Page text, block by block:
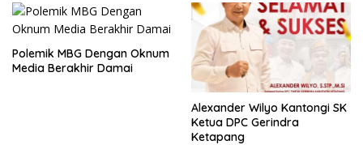
Polemik MBG Dengan Oknum
Media Berakhir Damai
Alexander Wilyo Kantongi SK
Ketua DPC Gerindra
Ketapang